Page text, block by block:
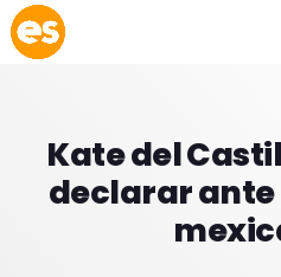
play_arrow EMISIÓN LA PAZ
EMISIÓN
Kate del
declarar